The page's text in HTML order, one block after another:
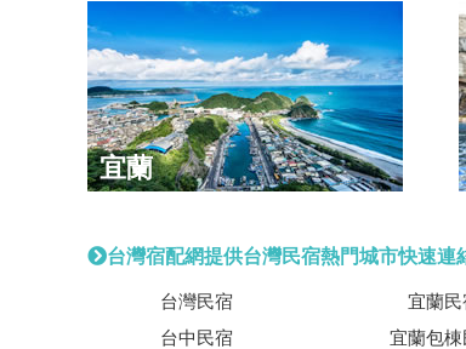
宜蘭
台灣宿配網提供台灣民宿熱門城市快速連
台灣民宿
台中民宿
宜蘭民
宜蘭包棟